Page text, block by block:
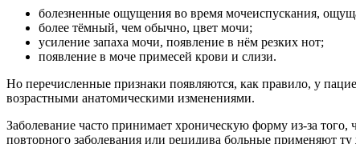
болезненные ощущения во время мочеиспускания,
более тёмный, чем обычно, цвет мочи;
усиление запаха мочи, появление в нём резких нот;
появление в моче примесей крови и слизи.
Но перечисленные признаки появляются, как правило, у
возрастными анатомическими изменениями.
Заболевание часто принимает хроническую форму из-за
повторного заболевания или рецидива больные применяют